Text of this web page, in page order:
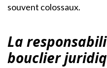
souvent colossaux.
La
bouclier